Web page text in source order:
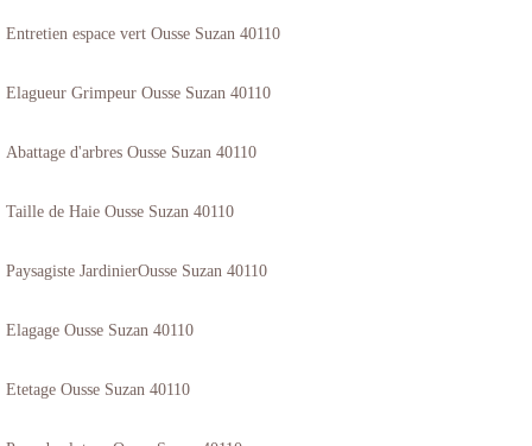
Entretien espace vert Ousse Suzan 40110
Elagueur Grimpeur Ousse Suzan 40110
Abattage d'arbres Ousse Suzan 40110
Taille de Haie Ousse Suzan 40110
Paysagiste JardinierOusse Suzan 40110
Elagage Ousse Suzan 40110
Etetage Ousse Suzan 40110